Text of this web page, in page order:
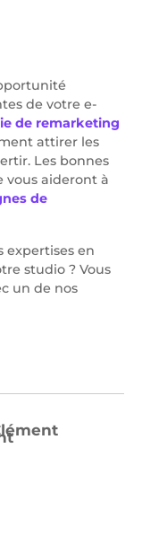
de votre e-
de remarketing
attirer les
Les bonnes
vous aideront à
de
expertises en
studio ? Vous
un de nos